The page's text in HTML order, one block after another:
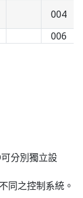
004
006
分別獨立設
同之控制系統。